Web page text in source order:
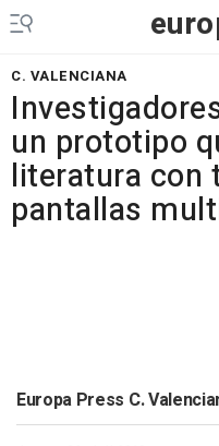
C. VALENCIANA
un prototipo
literatura con
pantallas
Europa Press C.